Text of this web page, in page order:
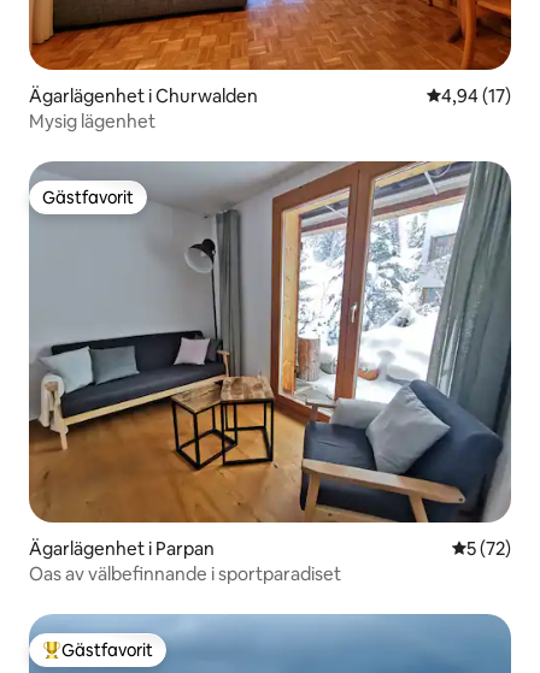
Ägarlägenhet i Churwalden 4,94 av 5 i
4,94 (17)
Mysig lägenhet
Gästfavorit
Gästfavorit
Ägarlägenhet i Parpan 5 av 5 i
5 (72)
Oas av välbefinnande i sportparadiset
Populär gästfavorit
Gästfavorit